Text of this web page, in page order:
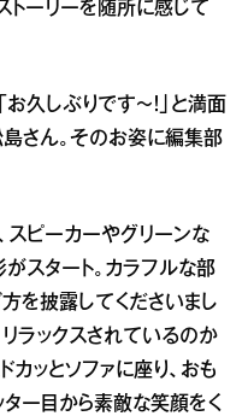
トーリーを随所に感じて
久しぶりです～！」と満面
さん。そのお姿に編集部
スピーカーやグリーンな
スタート。カラフルな部
を披露してくださいまし
ラックスされているのか
カッとソファに座り、おも
ター目から素敵な笑顔をく